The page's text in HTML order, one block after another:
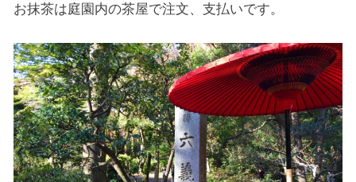
お抹茶は庭園内の茶屋で注文、支払いです。